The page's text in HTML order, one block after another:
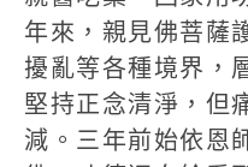
年來，親見佛菩薩
擾亂等各種境界，
堅持正念清淨，但
減。三年前始依恩